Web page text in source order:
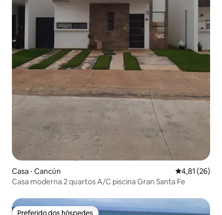
Casa ⋅ Cancún 4,81 de uma
4,81 (26)
Casa moderna 2 quartos A/C piscina Gran Santa Fe
Preferido dos hóspedes